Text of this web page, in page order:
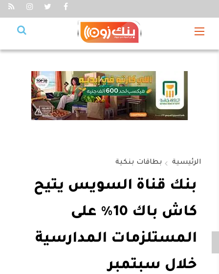
الرئيسية بطاقات بنكية
بنك قناة السويس يتيح
كاش باك 10% على
المستلزمات المدارسية
خلال سبتمبر